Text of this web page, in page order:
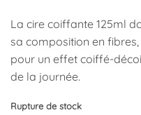
La cire coiffante 125ml
sa composition en
pour un effet coiffé-
de la journée.
Rupture de stock